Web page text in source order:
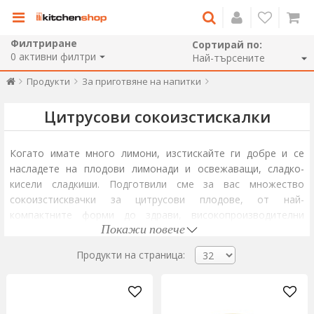
Филтриране
0 активни филтри
Сортирай по:
Продукти За приготвяне на напитки
Цитрусови сокоизстискалки
Когато имате много лимони, изстискайте ги добре и се
насладете на плодови лимонади и освежаващи, сладко-
кисели сладкиши. Подготвили сме за вас множество
сокоизстисквачки за цитрусови плодове, от най-
компактните форми до здрави, високопроизводителни
Ако търсите сокоизстисквачка за лимон или портокал за
случайна употреба или малки количества, препоръчваме ви
ръчна мини сокоизстисквачка, лесна за използване,
почистване и съхранение. Изберете сокоизстисквачка,
Покажи повече
Продукти на страница: